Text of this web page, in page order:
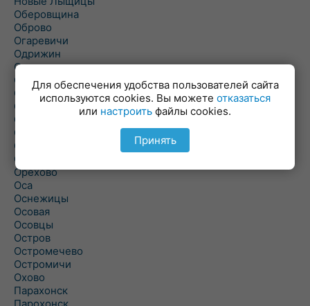
Оберовщина
Оброво
Огаревичи
Одрижин
Оздамичи
Озяты
Олтуш
Ольманы
Ольпень
Ольшаны
Омельная
Ополь
Орехово
Оса
Оснежицы
Осовая
Осовцы
Остров
Остромечево
Остромичи
Охово
Парахонск
Для обеспечения удобства пользователей сайта
используются cookies. Вы можете отказаться
или настроить файлы cookies.
Принять